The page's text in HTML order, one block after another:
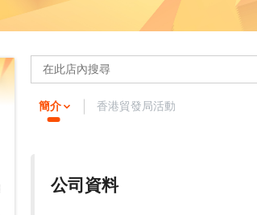
簡介 香港貿發局活動
公司資料